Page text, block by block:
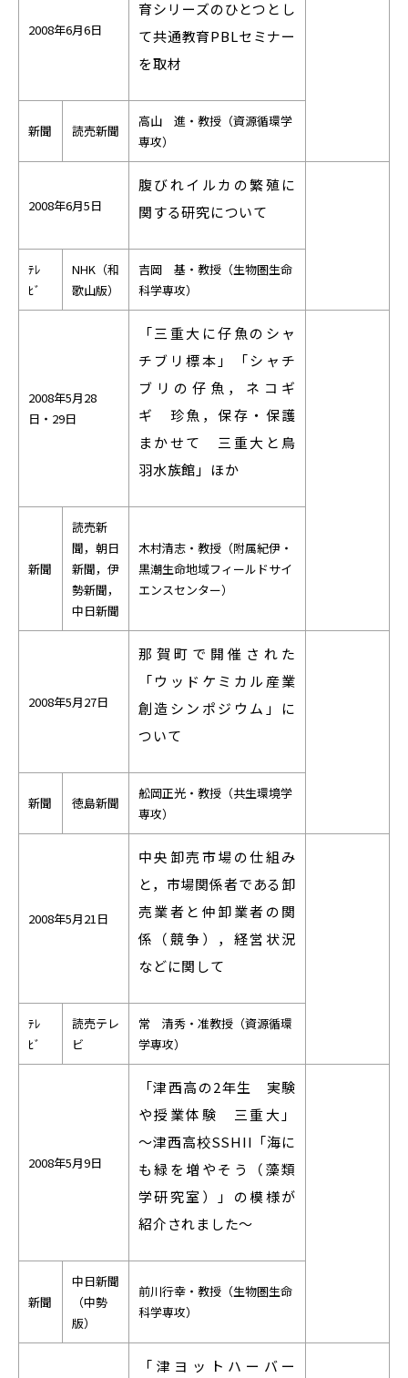
2008年6月6日
育シリーズのひとつとし
て共通教育PBLセミナー
を取材
新聞 読売新聞
高山 進・教授（資源循環学
専攻）
2008年6月5日
腹びれイルカの繁殖に
関する研究について
ﾃﾚ
ﾋﾞ
NHK （和
歌山版）
吉岡 基・教授（生物圏生命
科学専攻）
2008年5月28
日・29日
「三重大に仔魚のシャ
チブリ標本」「シャチ
ブリの仔魚，ネコギ
ギ 珍魚，保存・保護
まかせて 三重大と鳥
羽水族館」ほか
新聞
読売新
聞，朝日
新聞，伊
勢新聞，
中日新聞
木村清志・教授（附属紀伊・
黒潮生命地域フィールドサイ
エンスセンター）
2008年5月27日
那賀町で開催された
「ウッドケミカル産業
創造シンポジウム」に
ついて
新聞 徳島新聞
舩岡正光・教授（共生環境学
専攻）
2008年5月21日
中央卸売市場の仕組み
と，市場関係者である卸
売業者と仲卸業者の関
係（競争），経営状況
などに関して
ﾃﾚ
ﾋﾞ
読売テレ
ビ
常 清秀・准教授（資源循環
学専攻）
2008年5月9日
「津西高の2年生 実験
や授業体験 三重大」
～津西高校SSHII「海に
も緑を増やそう（藻類
学研究室）」の模様が
紹介されました～
新聞
中日新聞
（中勢
版）
前川行幸・教授（生物圏生命
科学専攻）
「津ヨットハーバー